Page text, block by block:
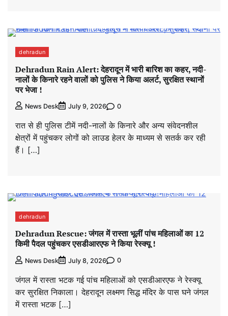
dehradun
Dehradun Rain Alert: देहरादून में भारी बारिश का कहर, नदी-
नालों के किनारे रहने वालों को पुलिस ने किया अलर्ट, सुरक्षित स्थानों
पर भेजा !
News Desk July 9, 2026 0
रात से ही पुलिस टीमें नदी-नालों के किनारे और अन्य संवेदनशील
क्षेत्रों में पहुंचकर लोगों को लाउड हेलर के माध्यम से सतर्क कर रही
हैं। […]
dehradun
Dehradun Rescue: जंगल में रास्ता भूलीं पांच महिलाओं का 12
किमी पैदल पहुंचकर एसडीआरएफ ने किया रेस्क्यू !
News Desk July 8, 2026 0
जंगल में रास्ता भटक गई पांच महिलाओं को एसडीआरएफ ने रेस्क्यू
कर सुरक्षित निकाला। देहरादून लक्ष्मण सिद्ध मंदिर के पास घने जंगल
में रास्ता भटक […]